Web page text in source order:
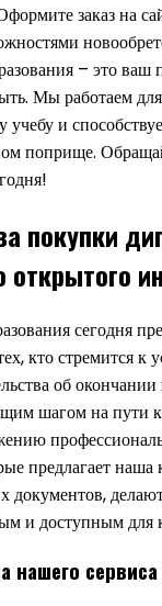
заказ на
– это ваш
Мы работаем
и
поприще.
покупки
открытого
сегодня
кто стремится к
об
шагом на пути
предлагает
документов,
и доступным для
нашего сервиса